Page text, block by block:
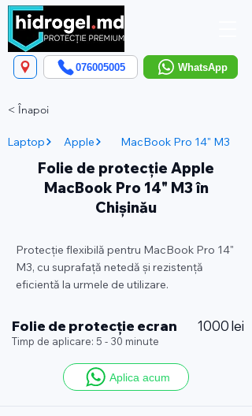
WhatsApp
076005005
< Înapoi
Laptop Apple MacBook Pro 14" M3
Folie de protecție Apple
MacBook Pro 14" M3 în
Chișinău
Protecție flexibilă pentru MacBook Pro 14"
M3, cu suprafață netedă și rezistență
eficientă la urmele de utilizare.
Folie de protecție ecran 1000 lei
Timp de aplicare: 5 - 30 minute
Aplica acum